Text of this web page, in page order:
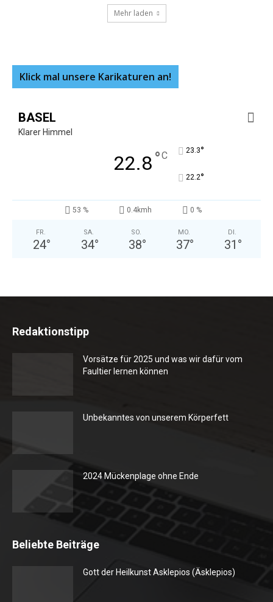
Mehr laden
Klick mal unsere Karikaturen an!
BASEL
Klarer Himmel
22.8°C 23.3°
22.2°
53 % 0.4kmh 0 %
FR.
24°
SA.
34°
SO.
38°
MO.
37°
DI.
31 °
Redaktionstipp
Vorsätze für 2025 und was wir dafür vom
Faultier lernen können
Unbekanntes von unserem Körperfett
2024 Mückenplage ohne Ende
Beliebte Beiträge
Gott der Heilkunst Asklepios (Äsklepios)